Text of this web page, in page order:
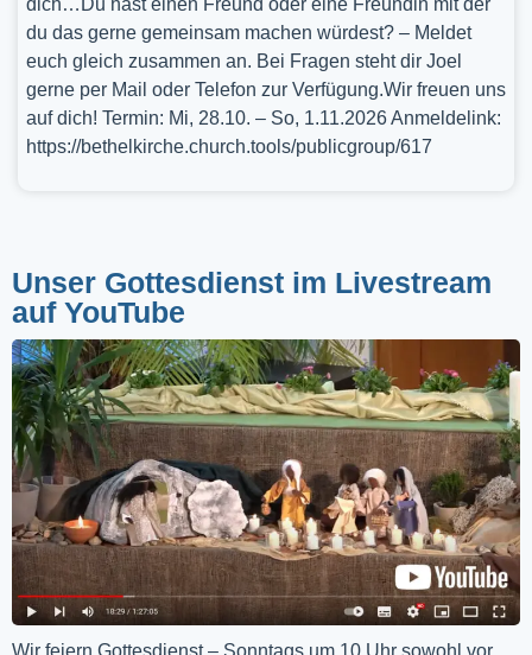
du das gerne gemeinsam machen würdest? – Meldet
euch gleich zusammen an. Bei Fragen steht dir Joel
gerne per Mail oder Telefon zur Verfügung.Wir freuen uns
auf dich! Termin: Mi, 28.10. – So, 1.11.2026 Anmeldelink:
https://bethelkirche.church.tools/publicgroup/617
Unser Gottesdienst im Livestream
auf YouTube
Wir feiern Gottesdienst – Sonntags um 10 Uhr sowohl vor